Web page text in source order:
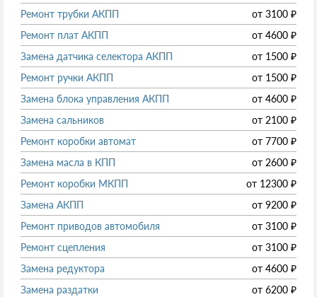
Ремонт трубки АКПП
от 3100 ₽
Ремонт плат АКПП
от 4600 ₽
Замена датчика селектора АКПП
от 1500 ₽
Ремонт ручки АКПП
от 1500 ₽
Замена блока управления АКПП
от 4600 ₽
Замена сальников
от 2100 ₽
Ремонт коробки автомат
от 7700 ₽
Замена масла в КПП
от 2600 ₽
Ремонт коробки МКПП
от 12300 ₽
Замена АКПП
от 9200 ₽
Ремонт приводов автомобиля
от 3100 ₽
Ремонт сцепления
от 3100 ₽
Замена редуктора
от 4600 ₽
Замена раздатки
от 6200 ₽